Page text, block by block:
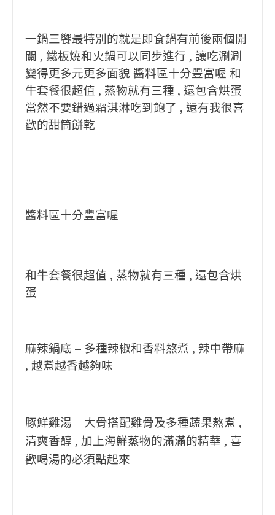
一鍋三饗最特別的就是即食鍋有前後兩個開
關 , 鐵板燒和火鍋可以同步進行 , 讓吃涮涮
變得更多元更多面貌 醬料區十分豐富喔 和
牛套餐很超值 , 蒸物就有三種 , 還包含烘蛋
當然不要錯過霜淇淋吃到飽了 , 還有我很喜
歡的甜筒餅乾
醬料區十分豐富喔
和牛套餐很超值 , 蒸物就有三種 , 還包含烘
蛋
麻辣鍋底 – 多種辣椒和香料熬煮 , 辣中帶麻
, 越煮越香越夠味
豚鮮雞湯 – 大骨搭配雞骨及多種蔬果熬煮 ,
清爽香醇 , 加上海鮮蒸物的滿滿的精華 , 喜
歡喝湯的必須點起來